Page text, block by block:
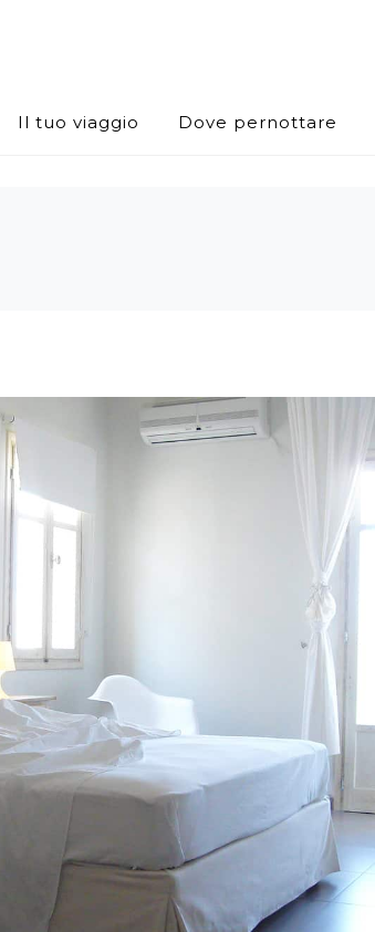
Il tuo viaggio Dove pernottare